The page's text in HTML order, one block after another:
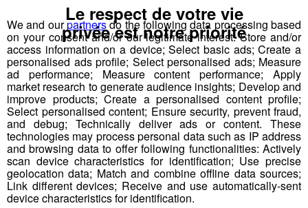
Nous vous poserons une question, a vous de faire le
bon choix entre les 3 réponses pour repartir avec vos
entrées pour un maximum d'activités dans la région !
Inscription par téléphone toute la journée pour
participer aux 2 tirages au sort par jour à 8h45 et 17h45.
Appelez le standard au 04 50 58 24 09
Pour cette semaine on vous offre vos entrées pour vous
et la personne de votre choix pourWALIBI RHONE
ALPES!
We and ourpartnersdo the following data processing based
on your consent and/or our legitimate interest: Store and/or
access information on a device; Select basic ads; Create a
personalised ads profile; Select personalised ads; Measure
ad performance; Measure content performance; Apply
market research to generate audience insights; Develop and
improve products; Create a personalised content profile;
Select personalised content; Ensure security, prevent fraud,
and debug; Technically deliver ads or content. These
technologies may process personal data such as IP address
and browsing data to offer following functionalities: Actively
scan device characteristics for identification; Use precise
geolocation data; Match and combine offline data sources;
Link different devices; Receive and use automatically-sent
device characteristics for identification.
Le respect de votre vie
privée est notre priorité